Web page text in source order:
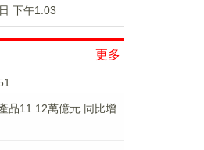
下午1:03
更多
品11.12萬億元 同比增